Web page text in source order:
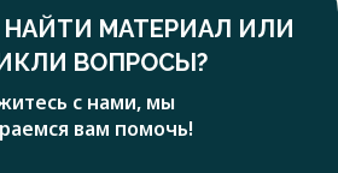
НАЙТИ МАТЕРИАЛ ИЛИ
ВОПРОСЫ?
с нами, мы
вам помочь!